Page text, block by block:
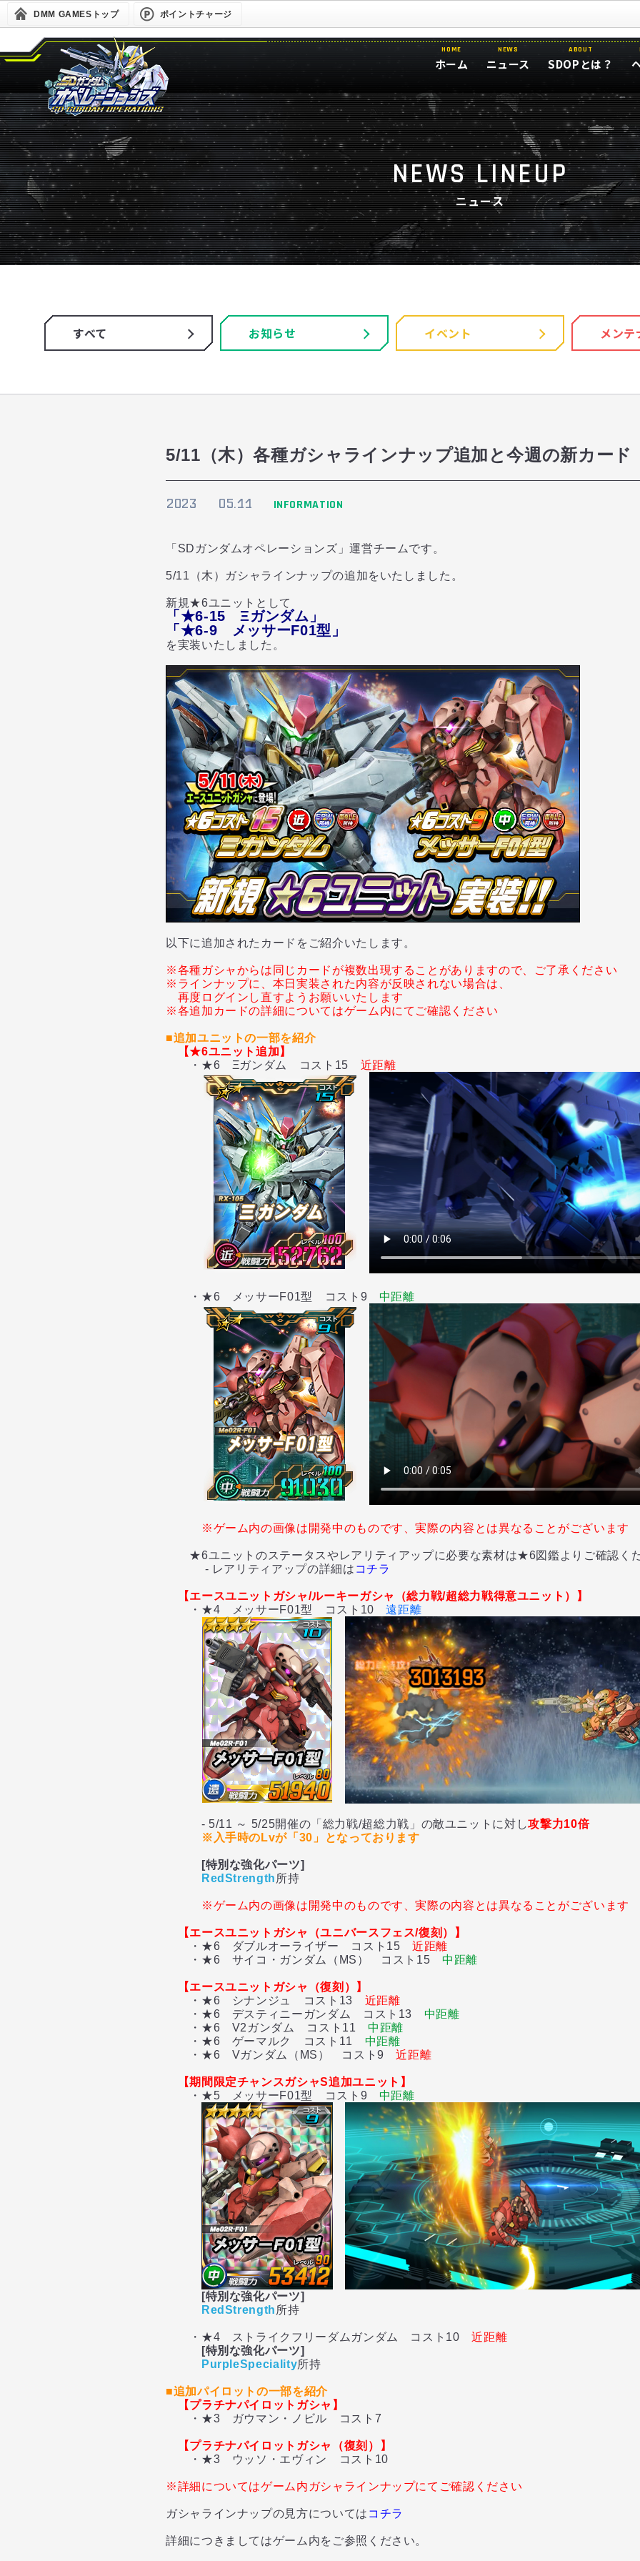
DMM GAMESトップ ポイントチャージ
HOME
ホーム
NEWS
ニュース
ABOUT
SDOPとは？
NEWS LINEUP
ニュース
すべて お知らせ イベント メンテ
5/11（木）各種ガシャラインナップ追加と今週の新カード
2023 05.11 INFORMATION
「SDガンダムオペレーションズ」運営チームです。
5/11（木）ガシャラインナップの追加をいたしました。
新規★6ユニットとして
「★6-15 Ξガンダム」
「★6-9 メッサーF01型」
を実装いたしました。
以下に追加されたカードをご紹介いたします。
※各種ガシャからは同じカードが複数出現することがありますので、ご了承ください
※ラインナップに、本日実装された内容が反映されない場合は、
再度ログインし直すようお願いいたします
※各追加カードの詳細についてはゲーム内にてご確認ください
■追加ユニットの一部を紹介
【★6ユニット追加】
・★6 Ξガンダム コスト15 近距離
・★6 メッサーF01型 コスト9 中距離
※ゲーム内の画像は開発中のものです、実際の内容とは異なることがございます
★6ユニットのステータスやレアリティアップに必要な素材は★6図鑑よりご確認く
- レアリティアップの詳細は コチラ
【エースユニットガシャ/ルーキーガシャ（総力戦/超総力戦得意ユニット）】
・★4 メッサーF01型 コスト10遠距離
- 5/11 ～ 5/25開催の「総力戦/超総力戦」の敵ユニットに対し攻撃力10倍
※入手時のLvが「30」となっております
[特別な強化パーツ]
RedStrength 所持
※ゲーム内の画像は開発中のものです、実際の内容とは異なることがございます
【エースユニットガシャ（ユニバースフェス/復刻）】
・★6 ダブルオーライザー コスト15近距離
・★6 サイコ・ガンダム（MS） コスト15 中距離
【エースユニットガシャ（復刻）】
・★6 シナンジュ コスト13 近距離
・★6 デスティニーガンダム コスト13 中距離
・★6 V2ガンダム コスト11中距離
・★6 ゲーマルク コスト11 中距離
・★6 Vガンダム（MS） コスト9近距離
【期間限定チャンスガシャS追加ユニット】
・★5 メッサーF01型 コスト9 中距離
[特別な強化パーツ]
RedStrength 所持
・★4 ストライクフリーダムガンダム コスト10近距離
[特別な強化パーツ]
PurpleSpeciality所持
■追加パイロットの一部を紹介
【プラチナパイロットガシャ】
・★3 ガウマン・ノビル コスト7
【プラチナパイロットガシャ（復刻）】
・★3 ウッソ・エヴィン コスト10
※詳細についてはゲーム内ガシャラインナップにてご確認ください
ガシャラインナップの見方については コチラ
詳細につきましてはゲーム内をご参照ください。